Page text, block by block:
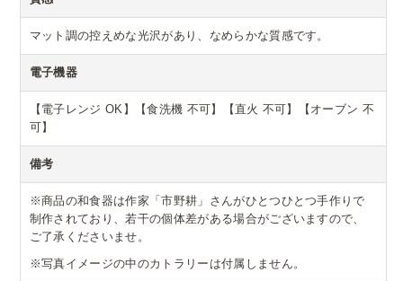
マット調の控えめな光沢があり、なめらかな質感です。
電子機器
【電子レンジ OK】【食洗機 不可】【直火 不可】【オーブン 不
可】
備考
※商品の和食器は作家「市野耕」さんがひとつひとつ手作りで
制作されており、若干の個体差がある場合がございますので、
ご了承くださいませ。
※写真イメージの中のカトラリーは付属しません。